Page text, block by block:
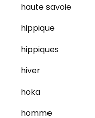
haute savoie
hippique
hippiques
hiver
hoka
homme